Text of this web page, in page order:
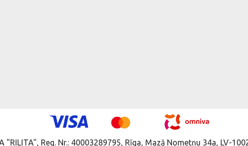
"RILITA", Reg. Nr.: 40003289795, Rīga, Mazā Nometņu 34a, LV-